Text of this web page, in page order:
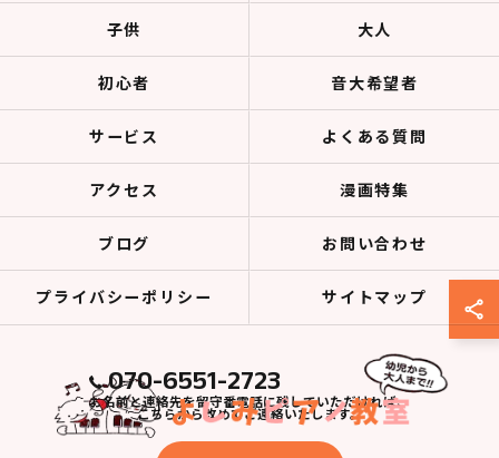
070-6551-2723
お名前と連絡先を留守番電話に残していただければ、
こちらから改めてご連絡いたします。
子供 大人
初心者 音大希望者
サービス よくある質問
アクセス 漫画特集
ブログ お問い合わせ
プライバシーポリシー サイトマップ